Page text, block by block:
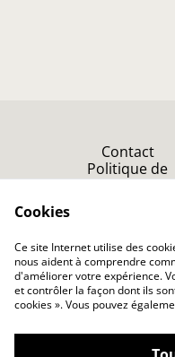
Contact
Politique de
confidentialité
Cookies
Ce site Internet utilise des
nous aident à comprendre
d'améliorer votre expérience.
et contrôler la façon dont ils
cookies ». Vous pouvez